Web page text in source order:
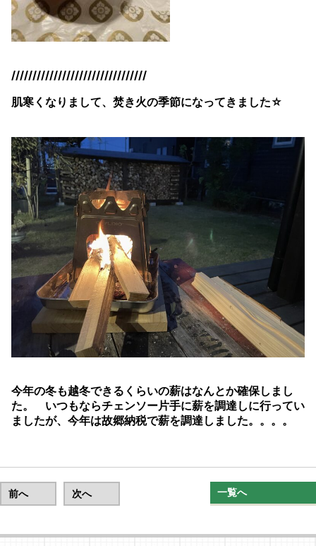
////////////////////////////////
肌寒くなりまして、焚き火の季節になってきました☆
今年の冬も越冬できるくらいの薪はなんとか確保しまし
た。 いつもならチェンソー片手に薪を調達しに行ってい
ましたが、今年は故郷納税で薪を調達しました。。。。
前へ 次へ 一覧へ